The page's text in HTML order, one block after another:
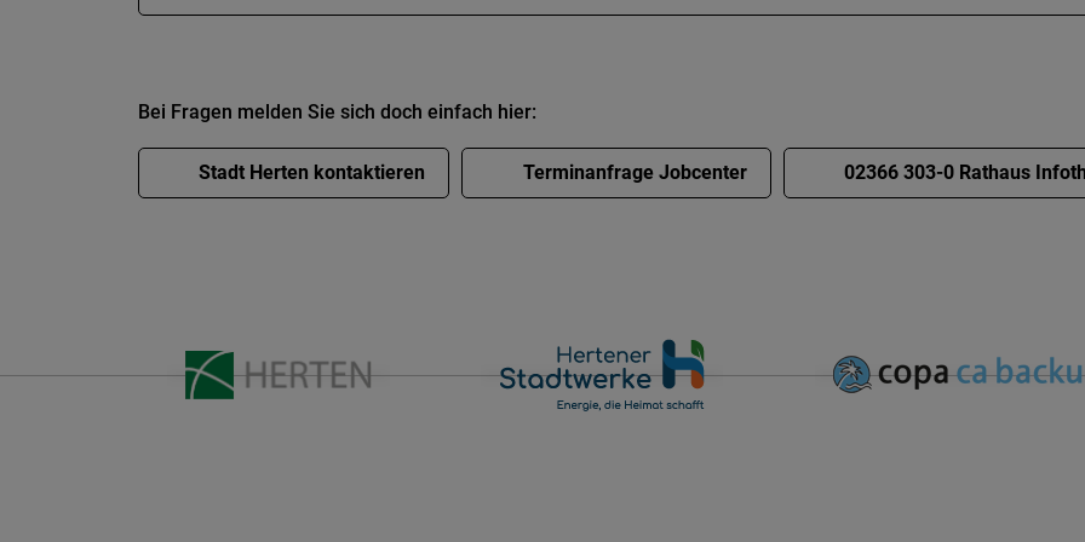
Bei Fragen melden Sie sich doch einfach hier:
Stadt Herten kontaktieren Terminanfrage Jobcenter 02366 303-0 Rathaus